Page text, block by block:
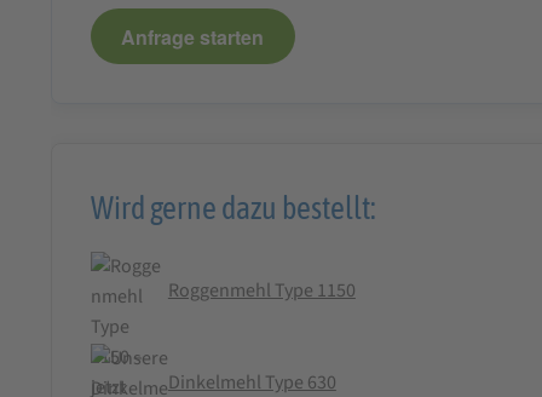
Anfrage starten
Wird gerne dazu bestellt:
Roggenmehl Type 1150
Dinkelmehl Type 630